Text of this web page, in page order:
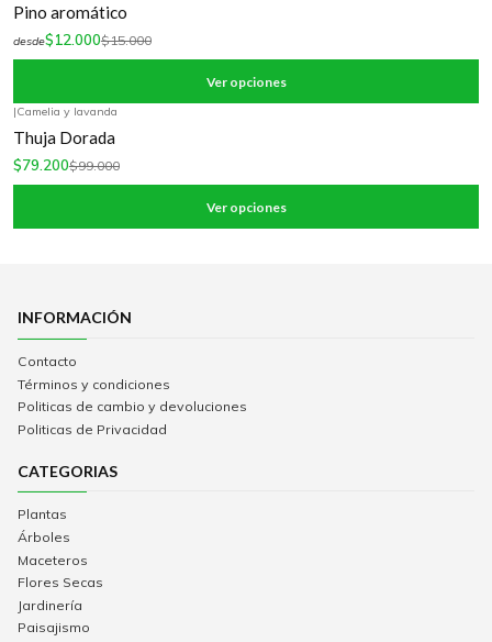
Pino aromático
desde$12.000$15.000
Ver opciones
|Camelia y lavanda
Thuja Dorada
$79.200$99.000
Ver opciones
INFORMACIÓN
Contacto
Términos y condiciones
Politicas de cambio y devoluciones
Politicas de Privacidad
CATEGORIAS
Plantas
Árboles
Maceteros
Flores Secas
Jardinería
Paisajismo